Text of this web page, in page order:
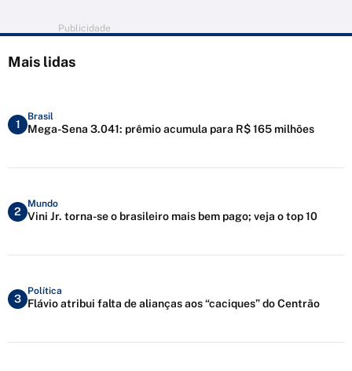
Publicidade
Mais lidas
1
Brasil
Mega-Sena 3.041: prêmio acumula para R$ 165 milhões
2
Mundo
Vini Jr. torna-se o brasileiro mais bem pago; veja o top 10
3
Política
Flávio atribui falta de alianças aos “caciques” do Centrão